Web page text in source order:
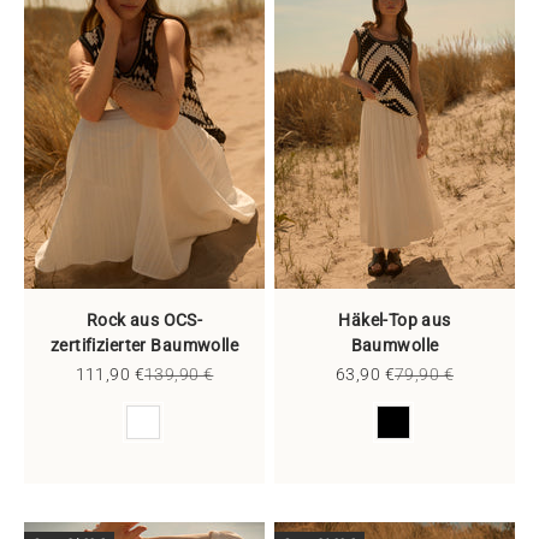
Rock aus OCS-
zertifizierter Baumwolle
Angebot
111,90 €Regulärer Preis
139,90 €
Häkel-Top aus
Baumwolle
Angebot
63,90 €Regulärer Preis
79,90 €